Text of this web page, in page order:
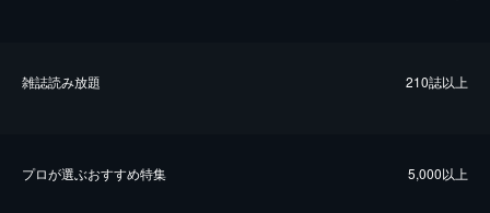
雑誌読み放題 210誌以上
プロが選ぶおすすめ特集 5,000以上